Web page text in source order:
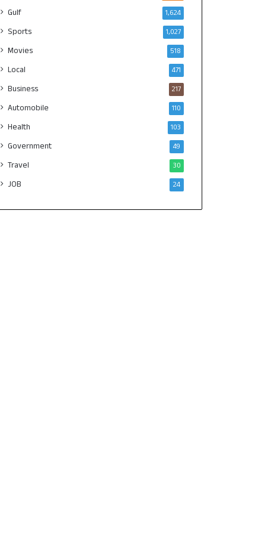
Gulf 1,624
Sports 1,027
Movies 518
Local 471
Business 217
Automobile 110
Health 103
Government 49
Travel 30
JOB 24